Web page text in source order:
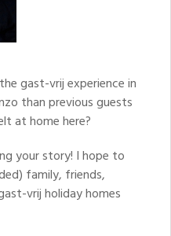
gast-vrij experience in
than previous guests
at home here?
your story! I hope to
family, friends,
vrij holiday homes